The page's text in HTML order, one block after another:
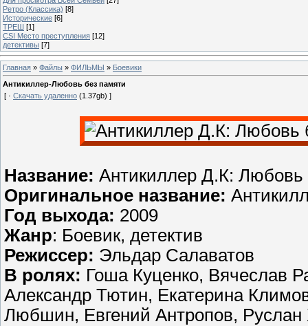
Ретро (Классика) [8]
Исторические [6]
ТРЕШ [1]
CSI Место преступления [12]
детективы [7]
Главная » Файлы » ФИЛЬМЫ » Боевики
Антикиллер-Любовь без памяти
[ · Скачать удаленно (1.37gb) ]
Название: Антикиллер Д.К: Любовь
Оригинальное название:
Год выхода: 2009
Жанр: Боевик, детектив
Режиссер: Эльдар Салаватов
В ролях: Гоша Куценко, Вячеслав
Александр Тютин, Екатерина
Любшин, Евгений Антропов, Руслан